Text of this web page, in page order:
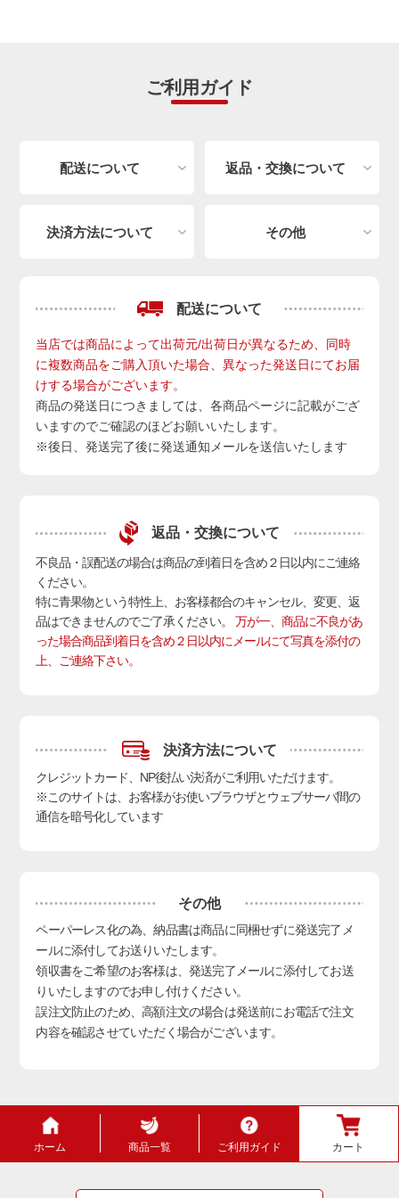
ご利用ガイド
配送について 返品・交換について
決済方法について その他
配送について
当店では商品によって出荷元/出荷日が異なるため、同時
に複数商品をご購入頂いた場合、異なった発送日にてお届
けする場合がございます。
商品の発送日につきましては、各商品ページに記載がござ
いますのでご確認のほどお願いいたします。
※後日、発送完了後に発送通知メールを送信いたします
返品・交換について
不良品・誤配送の場合は商品の到着日を含め２日以内にご連絡
ください。
特に青果物という特性上、お客様都合のキャンセル、変更、返
品はできませんのでご了承ください。万が一、商品に不良があ
った場合商品到着日を含め２日以内にメールにて写真を添付の
上、ご連絡下さい。
決済方法について
クレジットカード、NP後払い決済がご利用いただけます。
※このサイトは、お客様がお使いブラウザとウェブサーバ間の
通信を暗号化しています
その他
ペーパーレス化の為、納品書は商品に同梱せずに発送完了メ
ールに添付してお送りいたします。
領収書をご希望のお客様は、発送完了メールに添付してお送
りいたしますのでお申し付けください。
誤注文防止のため、高額注文の場合は発送前にお電話で注文
内容を確認させていただく場合がございます。
ホーム 商品一覧 ご利用ガイド カート